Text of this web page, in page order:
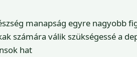
manapság egyre nagyobb
számára válik szükségessé a
hat